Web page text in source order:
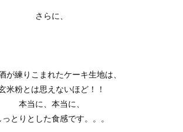
さらに、
が練りこまれたケーキ生地は、
米粉とは思えないほど！！
本当に、本当に、
っとりとした食感です。。。